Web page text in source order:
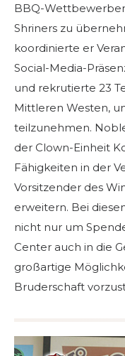
BBQ-
Shriners zu
koordinierte er
Social-Media-
und rekrutierte 23
Mittleren Westen,
teilzunehmen.
der Clown-Einheit
Fähigkeiten in der
Vorsitzender des
erweitern. Bei
nicht nur um
Center auch in die
großartige
Bruderschaft